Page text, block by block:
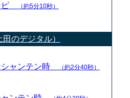
ピ （約5分10秒）
のデジタル）
シャンテン時 （約2分40秒）